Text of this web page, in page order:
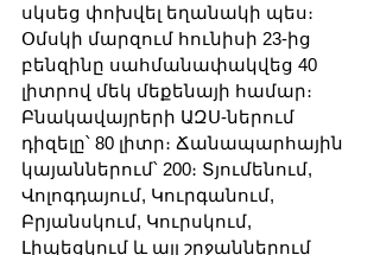
սկսեց փոխվել եղանակի պես։
Օմսկի մարզում հունիսի 23-ից
բենզինը սահմանափակվեց 40
լիտրով մեկ մեքենայի համար։
Բնակավայրերի ԱԶՍ-ներում
դիզելը՝ 80 լիտր։ Ճանապարհային
կայաններում՝ 200։ Տյումենում,
Վոլոգդայում, Կուրգանում,
Բրյանսկում, Կուրսկում,
Լիպեցկում և այլ շրջաններում